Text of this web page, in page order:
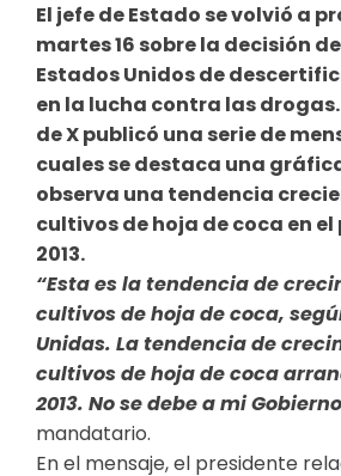
El jefe de Estado se volvió a
martes 16 sobre la decisión
Estados Unidos de
en la lucha contra las drogas.
de X publicó una serie de
cuales se destaca una
observa una tendencia
cultivos de hoja de coca en
2013.
“Esta es la tendencia de
cultivos de hoja de coca,
Unidas. La tendencia de
cultivos de hoja de coca
2013. No se debe a mi
mandatario.
En el mensaje, el presidente